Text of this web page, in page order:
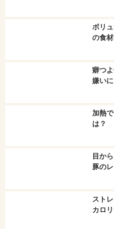
ボリ
の食
癖つ
嫌い
加熱
は？
目か
豚の
スト
カロ